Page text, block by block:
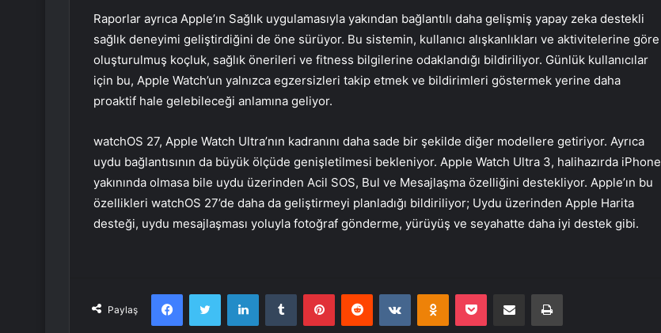
Raporlar ayrıca Apple’ın Sağlık uygulamasıyla yakından bağlantılı daha gelişmiş yapay zeka destekli
sağlık deneyimi geliştirdiğini de öne sürüyor. Bu sistemin, kullanıcı alışkanlıkları ve aktivitelerine göre
oluşturulmuş koçluk, sağlık önerileri ve fitness bilgilerine odaklandığı bildiriliyor. Günlük kullanıcılar
için bu, Apple Watch’un yalnızca egzersizleri takip etmek ve bildirimleri göstermek yerine daha
proaktif hale gelebileceği anlamına geliyor.
watchOS 27, Apple Watch Ultra’nın kadranını daha sade bir şekilde diğer modellere getiriyor. Ayrıca
uydu bağlantısının da büyük ölçüde genişletilmesi bekleniyor. Apple Watch Ultra 3, halihazırda iPhone
yakınında olmasa bile uydu üzerinden Acil SOS, Bul ve Mesajlaşma özelliğini destekliyor. Apple’ın bu
özellikleri watchOS 27’de daha da geliştirmeyi planladığı bildiriliyor; Uydu üzerinden Apple Harita
desteği, uydu mesajlaşması yoluyla fotoğraf gönderme, yürüyüş ve seyahatte daha iyi destek gibi.
Paylaş
FacebookTwitter LinkedInTumblr PinterestReddit VKontakteOdnoklassniki
Pocket E-Posta ile paylaş Yazdır